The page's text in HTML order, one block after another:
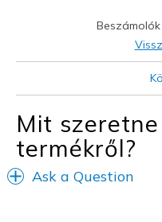
Casual Wear
Pickleball
Travel
Width
Feels
Sizing
Feels
Mit
termékről?
Ask a Question